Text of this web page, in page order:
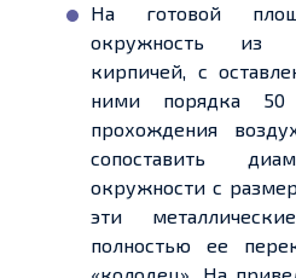
На готовой
окружность из
кирпичей, с
ними порядка
прохождения
сопоставить
окружности с
эти
полностью ее